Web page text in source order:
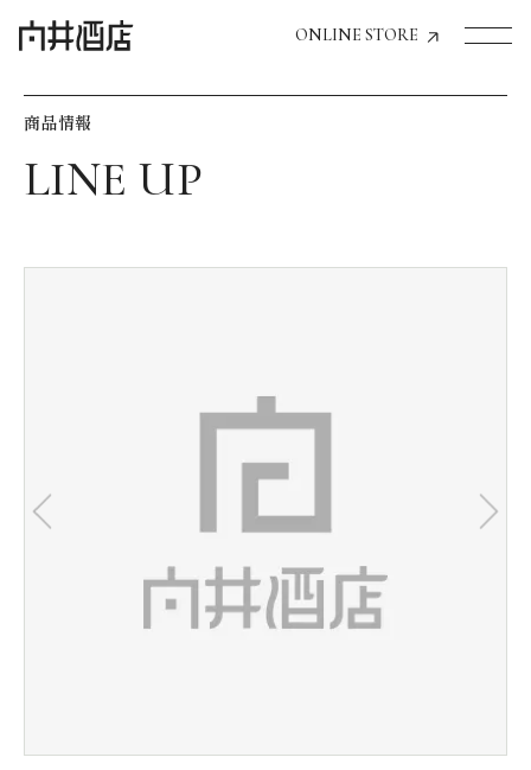
ONLINE STORE
飲食店経営のお客様
お気に入り機能の活用方法
会社情報
商品情報